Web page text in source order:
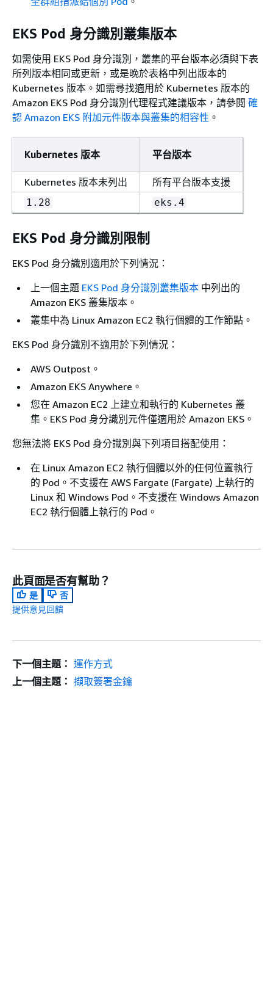
EKS Pod 身分識別叢集版本
如需使用 EKS Pod 身分識別，叢集的平台版本必須與下表
所列版本相同或更新，或是晚於表格中列出版本的
Kubernetes 版本。如需尋找適用於 Kubernetes 版本的
Amazon EKS Pod 身分識別代理程式建議版本，請參閱 確
認 Amazon EKS 附加元件版本與叢集的相容性 。
Kubernetes 版本 平台版本
Kubernetes 版本未列出 所有平台版本支援
1.28 eks.4
EKS Pod 身分識別限制
EKS Pod 身分識別適用於下列情況：
上一個主題 EKS Pod 身分識別叢集版本 中列出的
Amazon EKS 叢集版本。
叢集中為 Linux Amazon EC2 執行個體的工作節點。
EKS Pod 身分識別不適用於下列情況：
AWS Outpost。
Amazon EKS Anywhere。
您在 Amazon EC2 上建立和執行的 Kubernetes 叢
集。EKS Pod 身分識別元件僅適用於 Amazon EKS。
您無法將 EKS Pod 身分識別與下列項目搭配使用：
在 Linux Amazon EC2 執行個體以外的任何位置執行
的 Pod。不支援在 AWS Fargate (Fargate) 上執行的
Linux 和 Windows Pod。不支援在 Windows Amazon
EC2 執行個體上執行的 Pod。
此頁面是否有幫助？
是
否
提供意見回饋
下一個主題： 運作方式
上一個主題： 擷取簽署金鑰